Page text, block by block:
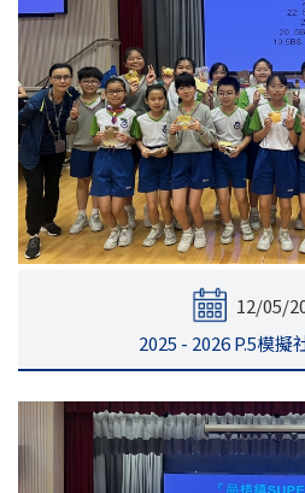
12/05/
2025 - 2026 P.5模擬